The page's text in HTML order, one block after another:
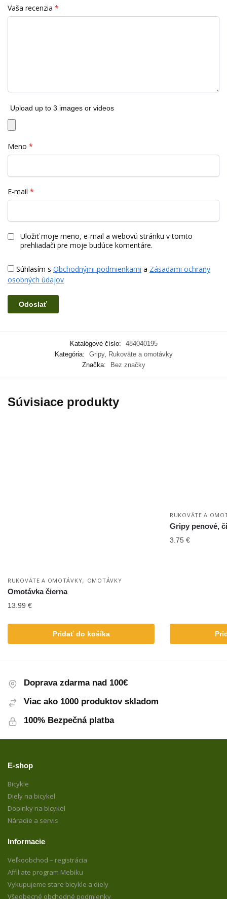
Vaša recenzia *
Upload up to 3 images or videos
Meno *
E-mail *
Uložiť moje meno, e-mail a webovú stránku v tomto
prehliadači pre moje budúce komentáre.
Súhlasím s Obchodnými podmienkami a Zásadami ochrany
osobných údajov
Katalógové číslo:
484040195
Kategória:
Gripy, Rukoväte a omotávky
Značka:
Bez značky
Súvisiace produkty
RUKOVÄTE A OMOTÁVKY, OMOTÁVKY
Omotávka čierna
13.99 €
Pridať do košíka
RUKOVÄTE A
Gripy penové,
3.75 €
Doprava zdarma nad 100€
Viac ako 1000 produktov skladom
100% Bezpečná platba
E-shop
Bicykle
Diely na bicykel
Doplnky na bicykel
Náradie a servis
Informacie
Veľkoobchod – registrácia
Affiliate program Mebiku
Vykupujeme stare bicykle a diely
Všeobecné obchodné podmienky